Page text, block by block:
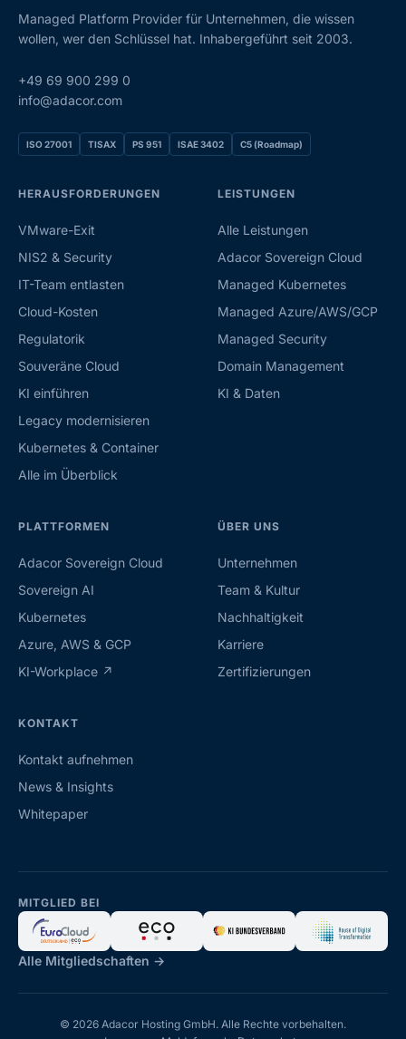
Managed Platform Provider für Unternehmen, die wissen
wollen, wer den Schlüssel hat. Inhabergeführt seit 2003.
+49 69 900 299 0
info@adacor.com
ISO 27001 TISAX PS 951 ISAE 3402 C5 (Roadmap)
HERAUSFORDERUNGEN
VMware-Exit
NIS2 & Security
IT-Team entlasten
Cloud-Kosten
Regulatorik
Souveräne Cloud
KI einführen
Legacy modernisieren
Kubernetes & Container
Alle im Überblick
LEISTUNGEN
Alle Leistungen
Adacor Sovereign Cloud
Managed Kubernetes
Managed Azure/AWS/GCP
Managed Security
Domain Management
KI & Daten
PLATTFORMEN
Adacor Sovereign Cloud
Sovereign AI
Kubernetes
Azure, AWS & GCP
KI-Workplace ↗
ÜBER UNS
Unternehmen
Team & Kultur
Nachhaltigkeit
Karriere
Zertifizierungen
KONTAKT
Kontakt aufnehmen
News & Insights
Whitepaper
MITGLIED BEI
Alle Mitgliedschaften →
© 2026 Adacor Hosting GmbH. Alle Rechte vorbehalten.